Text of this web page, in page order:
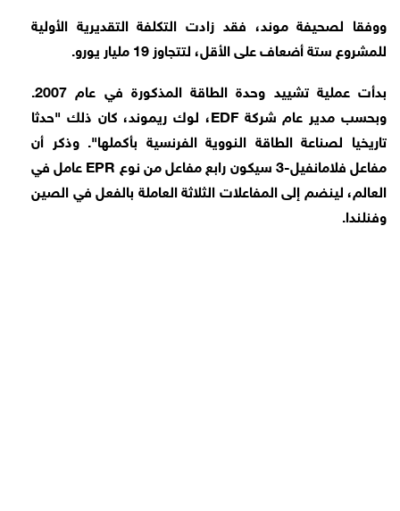
ووفقا لصحيفة موند، فقد زادت التكلفة التقديرية الأولية
للمشروع ستة أضعاف على الأقل، لتتجاوز 19 مليار يورو.
بدأت عملية تشييد وحدة الطاقة المذكورة في عام 2007.
وبحسب مدير عام شركة EDF، لوك ريموند، كان ذلك "حدثا
تاريخيا لصناعة الطاقة النووية الفرنسية بأكملها". وذكر أن
مفاعل فلامانفيل-3 سيكون رابع مفاعل من نوع EPR عامل في
العالم، لينضم إلى المفاعلات الثلاثة العاملة بالفعل في الصين
وفنلندا.